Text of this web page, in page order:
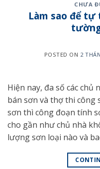
CHƯA
Làm sao để
POSTED ON 2
Hiện nay, đa số các
bán sơn và thợ thi công
sơn thì công đoạn tính
cho gần như chủ nhà
lượng sơn loại nào và